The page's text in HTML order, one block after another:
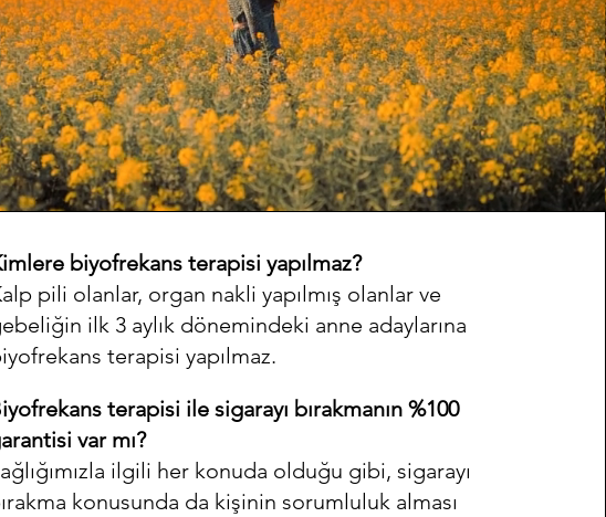
biyofrekans terapisi yapılmaz?
pili olanlar, organ nakli yapılmış olanlar ve
ilk 3 aylık dönemindeki anne adaylarına
terapisi yapılmaz.
terapisi ile sigarayı bırakmanın %100
var mı?
ilgili her konuda olduğu gibi, sigarayı
konusunda da kişinin sorumluluk alması